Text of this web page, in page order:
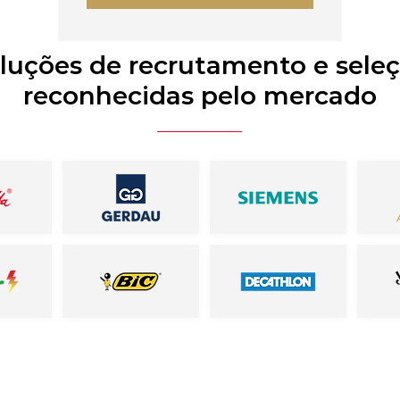
de recrutamento e
reconhecidas pelo mercado